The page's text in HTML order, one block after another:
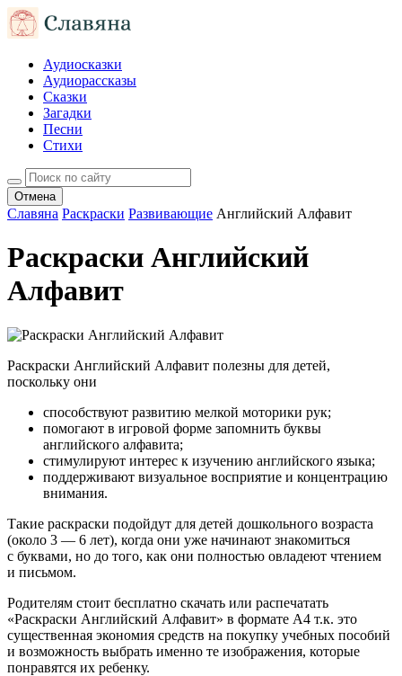
Аудиосказки
Аудиорассказы
Сказки
Загадки
Песни
Стихи
Отмена
Славяна Раскраски Развивающие Английский Алфавит
Раскраски Английский
Алфавит
Раскраски Английский Алфавит полезны для детей,
поскольку они
способствуют развитию мелкой моторики рук;
помогают в игровой форме запомнить буквы
английского алфавита;
стимулируют интерес к изучению английского языка;
поддерживают визуальное восприятие и концентрацию
внимания.
Такие раскраски подойдут для детей дошкольного возраста
(около 3 — 6 лет), когда они уже начинают знакомиться
с буквами, но до того, как они полностью овладеют чтением
и письмом.
Родителям стоит бесплатно скачать или распечатать
«Раскраски Английский Алфавит» в формате A4 т.к. это
существенная экономия средств на покупку учебных пособий
и возможность выбрать именно те изображения, которые
понравятся их ребенку.